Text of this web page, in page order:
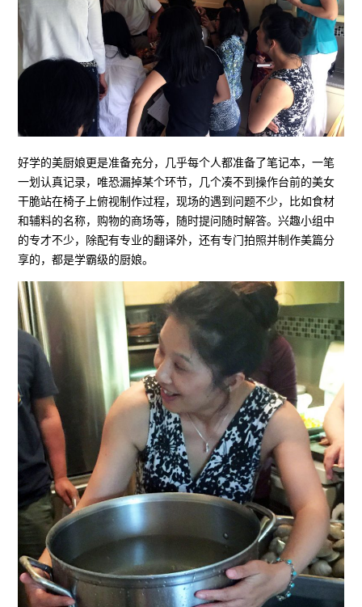
好学的美厨娘更是准备充分，几乎每个人都准备了笔记本，一笔
一划认真记录，唯恐漏掉某个环节，几个凑不到操作台前的美女
干脆站在椅子上俯视制作过程，现场的遇到问题不少，比如食材
和辅料的名称，购物的商场等，随时提问随时解答。兴趣小组中
的专才不少，除配有专业的翻译外，还有专门拍照并制作美篇分
享的，都是学霸级的厨娘。